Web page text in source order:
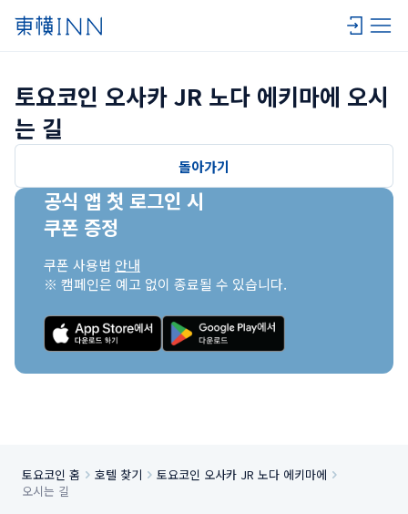
토요코인 오사카 JR 노다 에키마에 오시
는 길
돌아가기
공식 앱 첫 로그인 시
쿠폰 증정
쿠폰 사용법 안내
※ 캠페인은 예고 없이 종료될 수 있습니다.
토요코인 홈 호텔 찾기
토요코인 오사카 JR 노다 에키마에
오시는 길